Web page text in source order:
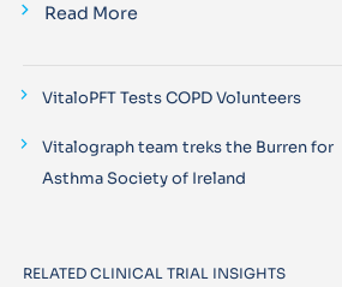
Read More
VitaloPFT Tests COPD Volunteers
Vitalograph team treks the Burren for
Asthma Society of Ireland
RELATED CLINICAL TRIAL INSIGHTS